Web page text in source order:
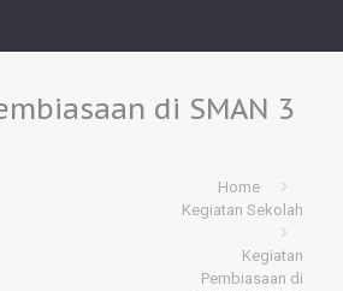
di SMAN 3
Home
Kegiatan Sekolah
Kegiatan
Pembiasaan di